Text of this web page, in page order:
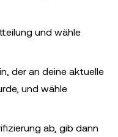
und wähle
der an deine aktuelle
und wähle
ab, gib dann